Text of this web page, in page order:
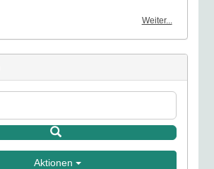
Weiter...
Aktionen